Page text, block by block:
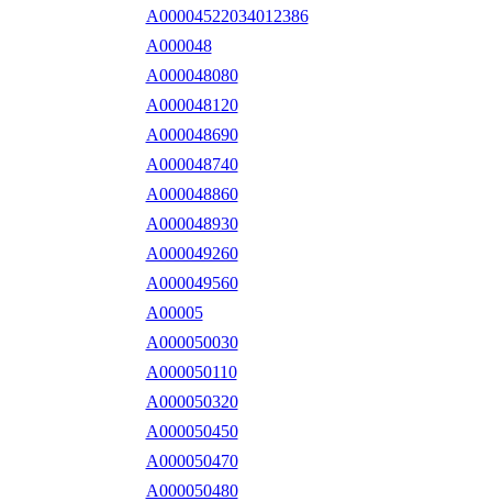
A00004522034012386
A000048
A000048080
A000048120
A000048690
A000048740
A000048860
A000048930
A000049260
A000049560
A00005
A000050030
A000050110
A000050320
A000050450
A000050470
A000050480